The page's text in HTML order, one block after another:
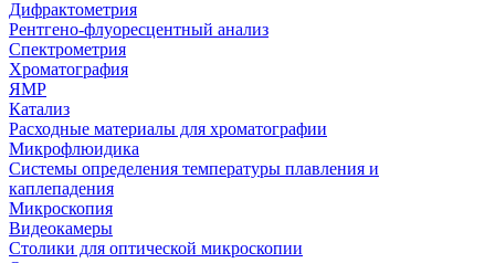
Дифрактометрия
Рентгено-флуоресцентный анализ
Спектрометрия
Хроматография
ЯМР
Катализ
Расходные материалы для хроматографии
Микрофлюидика
Системы определения температуры плавления и
каплепадения
Микроскопия
Видеокамеры
Столики для оптической микроскопии